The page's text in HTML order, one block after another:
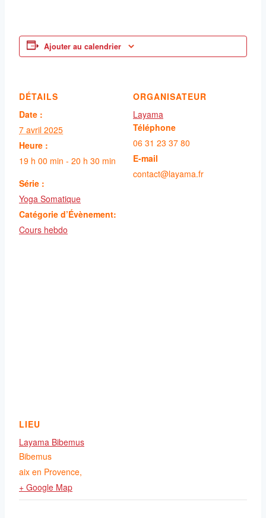
Ajouter au calendrier
DÉTAILS
Date :
7 avril 2025
Heure :
19 h 00 min - 20 h 30 min
Série :
Yoga Somatique
Catégorie d’Évènement:
Cours hebdo
ORGANISATEUR
Layama
Téléphone
06 31 23 37 80
E-mail
contact@layama.fr
LIEU
Layama Bibemus
Bibemus
aix en Provence,
+ Google Map